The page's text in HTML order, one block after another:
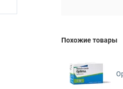
Похожие товары